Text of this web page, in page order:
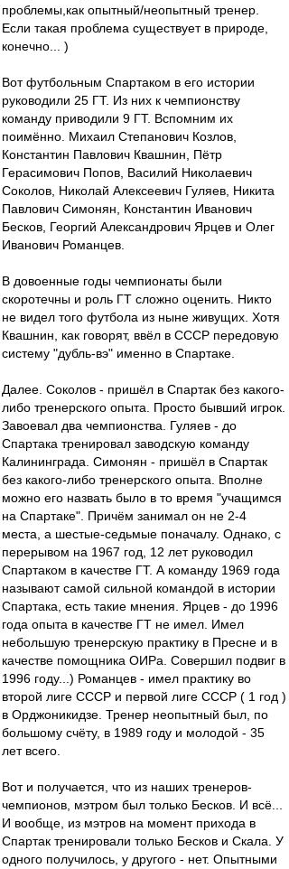
проблемы,как опытный/неопытный тренер.
Если такая проблема существует в природе,
конечно... )
Вот футбольным Спартаком в его истории
руководили 25 ГТ. Из них к чемпионству
команду приводили 9 ГТ. Вспомним их
поимённо. Михаил Степанович Козлов,
Константин Павлович Квашнин, Пётр
Герасимович Попов, Василий Николаевич
Соколов, Николай Алексеевич Гуляев, Никита
Павлович Симонян, Константин Иванович
Бесков, Георгий Александрович Ярцев и Олег
Иванович Романцев.
В довоенные годы чемпионаты были
скоротечны и роль ГТ сложно оценить. Никто
не видел того футбола из ныне живущих. Хотя
Квашнин, как говорят, ввёл в СССР передовую
систему "дубль-вэ" именно в Спартаке.
Далее. Соколов - пришёл в Спартак без какого-
либо тренерского опыта. Просто бывший игрок.
Завоевал два чемпионства. Гуляев - до
Спартака тренировал заводскую команду
Калининграда. Симонян - пришёл в Спартак
без какого-либо тренерского опыта. Вполне
можно его назвать было в то время "учащимся
на Спартаке". Причём занимал он не 2-4
места, а шестые-седьмые поначалу. Однако, с
перерывом на 1967 год, 12 лет руководил
Спартаком в качестве ГТ. А команду 1969 года
называют самой сильной командой в истории
Спартака, есть такие мнения. Ярцев - до 1996
года опыта в качестве ГТ не имел. Имел
небольшую тренерскую практику в Пресне и в
качестве помощника ОИРа. Совершил подвиг в
1996 году...) Романцев - имел практику во
второй лиге СССР и первой лиге СССР ( 1 год )
в Орджоникидзе. Тренер неопытный был, по
большому счёту, в 1989 году и молодой - 35
лет всего.
Вот и получается, что из наших тренеров-
чемпионов, мэтром был только Бесков. И всё...
И вообще, из мэтров на момент прихода в
Спартак тренировали только Бесков и Скала. У
одного получилось, у другого - нет. Опытными